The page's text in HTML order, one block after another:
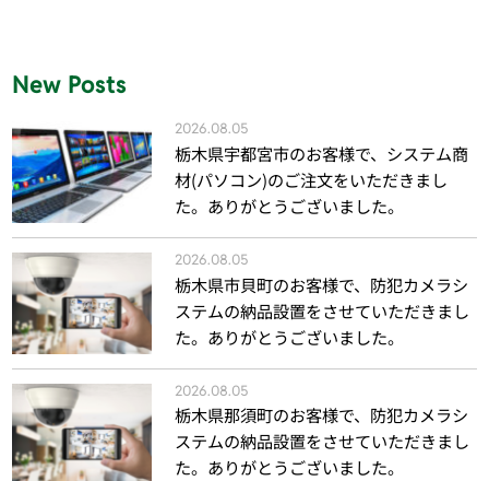
New Posts
2026.08.05
栃木県宇都宮市のお客様で、システム商
材(パソコン)のご注文をいただきまし
た。ありがとうございました。
2026.08.05
栃木県市貝町のお客様で、防犯カメラシ
ステムの納品設置をさせていただきまし
た。ありがとうございました。
2026.08.05
栃木県那須町のお客様で、防犯カメラシ
ステムの納品設置をさせていただきまし
た。ありがとうございました。